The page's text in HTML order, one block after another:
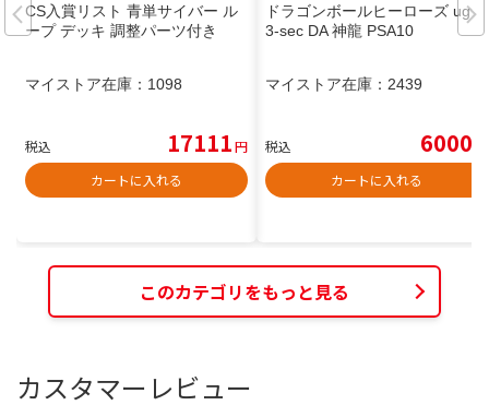
CS入賞リスト 青単サイバー ル
ープ デッキ 調整パーツ付き
マイストア在庫： 1098
税込 17111円
カートに入れる
ドラゴンボールヒーローズ ugm
3-sec DA 神龍 PSA10
マイストア在庫： 2439
税込 6000
カートに入れる
このカテゴリをもっと見る
カスタマーレビュー